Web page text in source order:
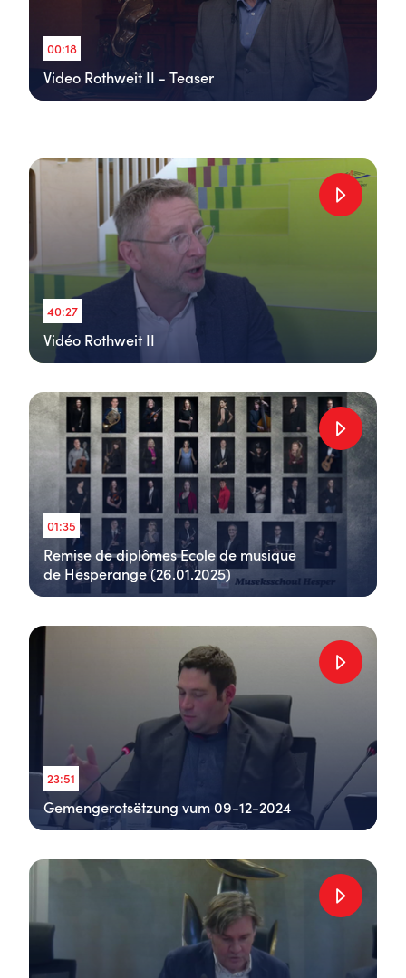
00:18
Video Rothweit II - Teaser
40:27
Vidéo Rothweit II
01:35
Remise de diplômes Ecole de musique
de Hesperange (26.01.2025)
23:51
Gemengerotsëtzung vum 09-12-2024